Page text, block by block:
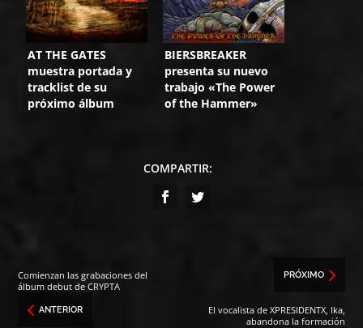
AT THE GATES
muestra portada y
tracklist de su
próximo álbum
BIERSBREAKER
presenta su nuevo
trabajo «The Power
of the Hammer»
COMPARTIR:
Comienzan las grabaciones del
álbum debut de CRYPTA
ANTERIOR
PRÓXIMO
El vocalista de XPRESIDENTX, Ika,
abandona la formación